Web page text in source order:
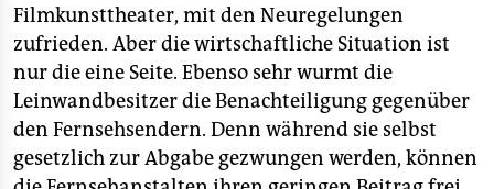
Filmkunsttheater, mit den Neuregelungen
zufrieden. Aber die wirtschaftliche Situation ist
nur die eine Seite. Ebenso sehr wurmt die
Leinwandbesitzer die Benachteiligung gegenüber
den Fernsehsendern. Denn während sie selbst
gesetzlich zur Abgabe gezwungen werden, können